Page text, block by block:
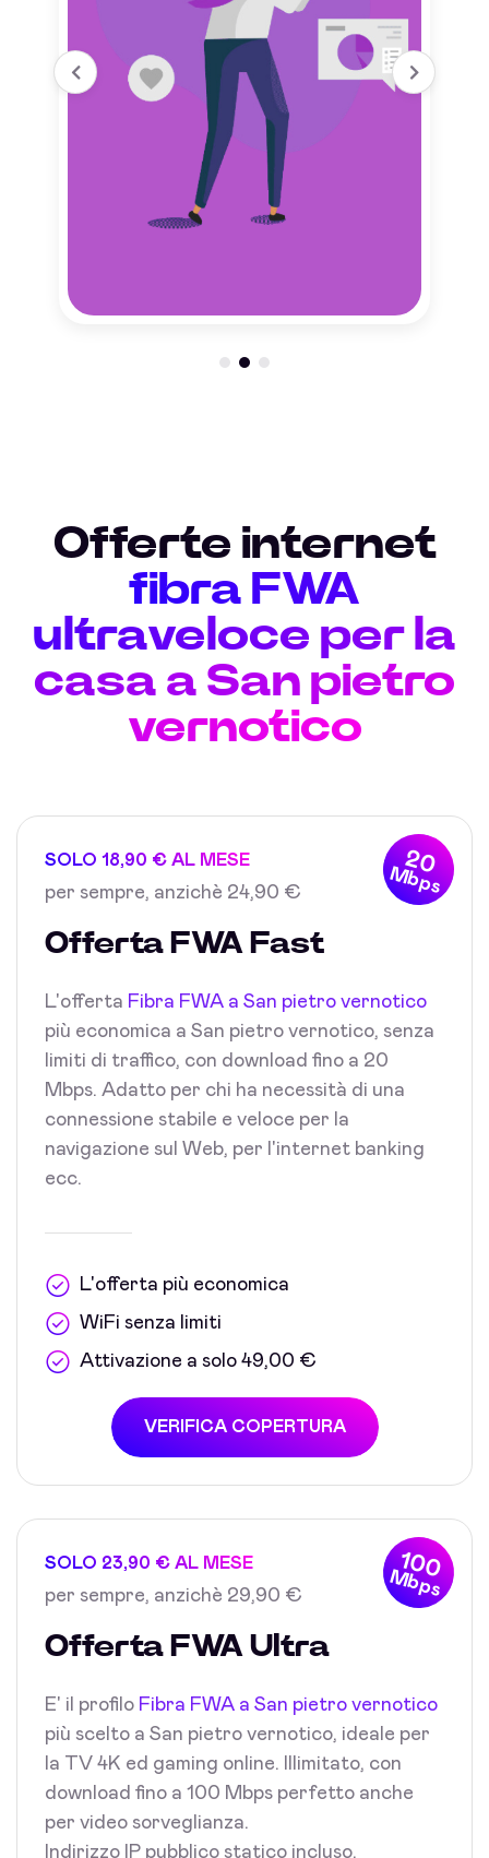
Offerte internet
fibra FWA
ultraveloce per la
casa a San pietro
vernotico
20
Mbps
SOLO 18,90 € AL MESE
per sempre, anzichè 24,90 €
Offerta FWA Fast
L'offerta Fibra FWA a San pietro vernotico
più economica a San pietro vernotico, senza
limiti di traffico, con download fino a 20
Mbps. Adatto per chi ha necessità di una
connessione stabile e veloce per la
navigazione sul Web, per l'internet banking
ecc.
L'offerta più economica
WiFi senza limiti
Attivazione a solo 49,00 €
VERIFICA COPERTURA
100
Mbps
SOLO 23,90 € AL MESE
per sempre, anzichè 29,90 €
Offerta FWA Ultra
E' il profilo Fibra FWA a San pietro vernotico
più scelto a San pietro vernotico, ideale per
la TV 4K ed gaming online. Illimitato, con
download fino a 100 Mbps perfetto anche
per video sorveglianza.
Indirizzo IP pubblico statico incluso.